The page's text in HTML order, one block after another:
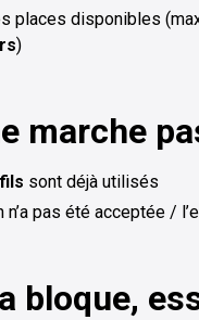
places disponibles
)
marche
sont déjà utilisés
n’a pas été acceptée /
bloque,